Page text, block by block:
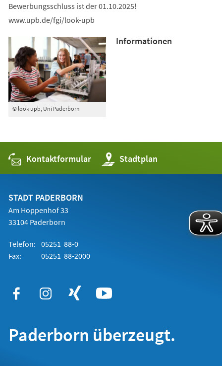
Bewerbungsschluss ist der 01.10.2025!
www.upb.de/fgi/look-upb
© look upb, Uni Paderborn
Informationen
Kontaktformular Stadtplan
(Öffnet
in
einem
STADT PADERBORN
Am Hoppenhof 33
33104 Paderborn
Telefon: 05251 88-0
Fax:
05251 88-2000
Paderborn überzeugt.